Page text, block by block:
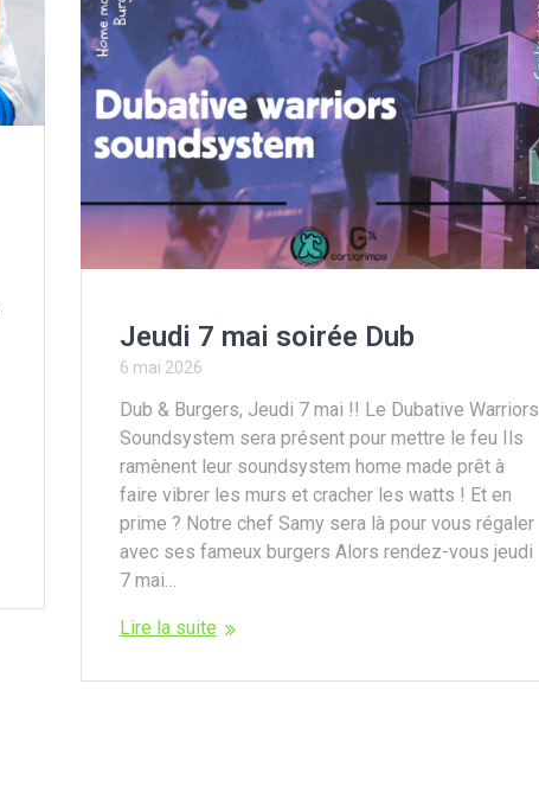
Jeudi 7 mai soirée Dub
6 mai 2026
Dub & Burgers, Jeudi 7 mai !! Le Dubative Warriors
Soundsystem sera présent pour mettre le feu Ils
ramènent leur soundsystem home made prêt à
faire vibrer les murs et cracher les watts ! Et en
prime ? Notre chef Samy sera là pour vous régaler
avec ses fameux burgers Alors rendez-vous jeudi
7 mai…
Lire la suite